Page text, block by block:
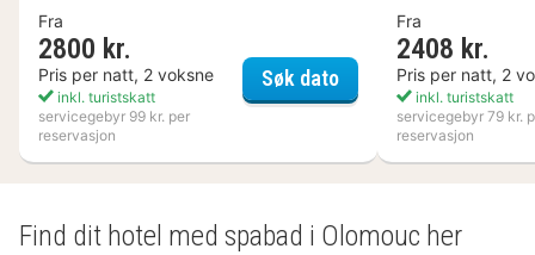
Fra
2800 kr.
Pris per natt, 2 voksne
inkl. turistskatt
servicegebyr 99 kr. per
reservasjon
Søk datoNynäs Havsbad
Fra
2408 kr.
Pris per natt, 2
inkl. turistskatt
servicegebyr 79 kr.
reservasjon
Find dit hotel med spabad i Olomouc her